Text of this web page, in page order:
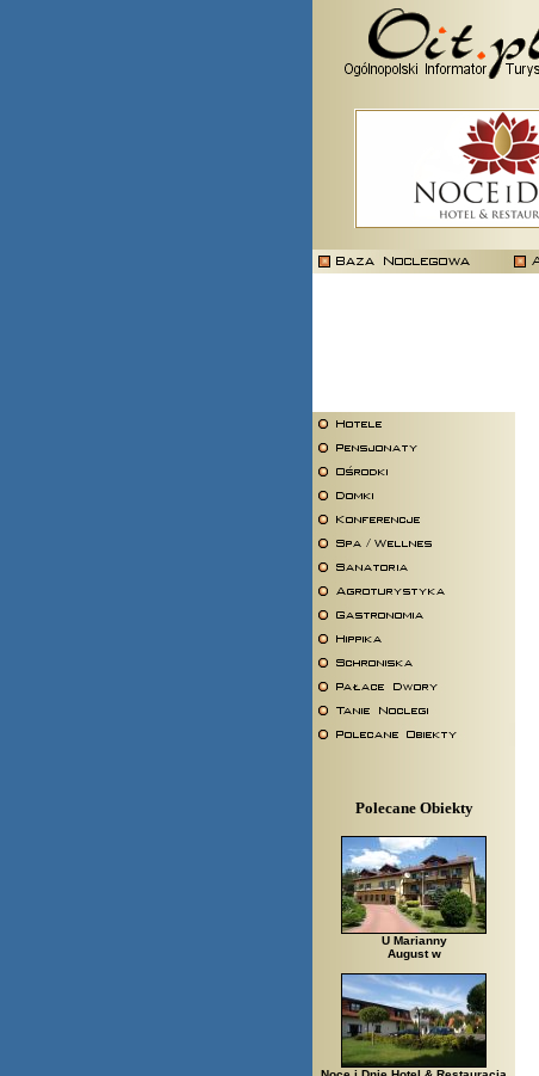
Polecane Obiekty
U Marianny
August w